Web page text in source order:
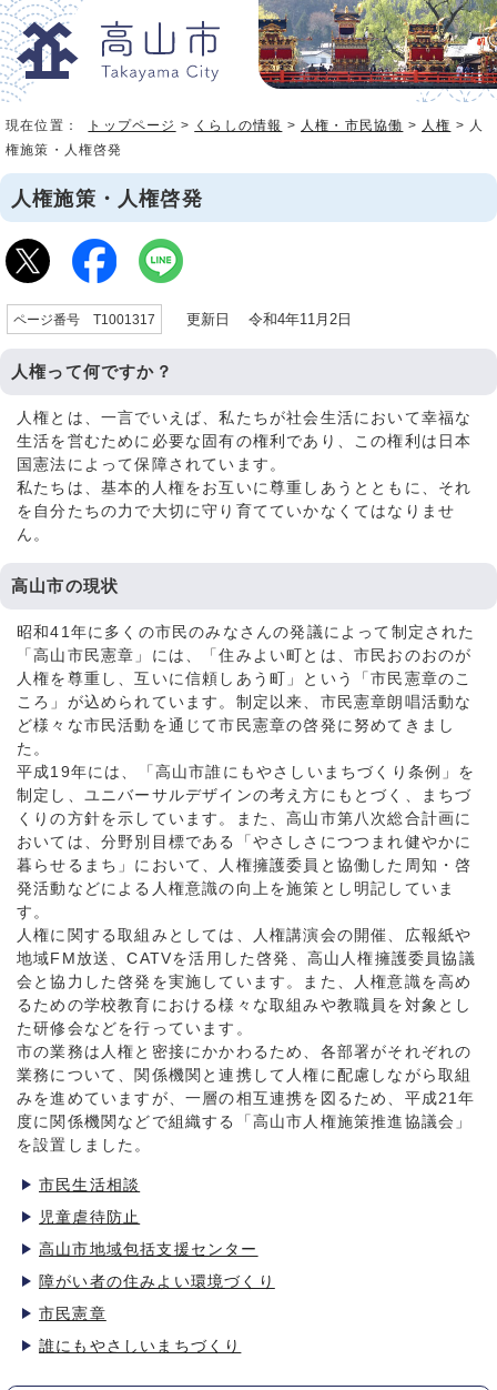
現在位置： トップページ > くらしの情報 > 人権・市民協働 > 人権 > 人
権施策・人権啓発
人権施策・人権啓発
ページ番号 T1001317 更新日 令和4年11月2日
人権って何ですか？
人権とは、一言でいえば、私たちが社会生活において幸福な
生活を営むために必要な固有の権利であり、この権利は日本
国憲法によって保障されています。
私たちは、基本的人権をお互いに尊重しあうとともに、それ
を自分たちの力で大切に守り育てていかなくてはなりませ
ん。
高山市の現状
昭和41年に多くの市民のみなさんの発議によって制定された
「高山市民憲章」には、「住みよい町とは、市民おのおのが
人権を尊重し、互いに信頼しあう町」という「市民憲章のこ
ころ」が込められています。制定以来、市民憲章朗唱活動な
ど様々な市民活動を通じて市民憲章の啓発に努めてきまし
た。
平成19年には、「高山市誰にもやさしいまちづくり条例」を
制定し、ユニバーサルデザインの考え方にもとづく、まちづ
くりの方針を示しています。また、高山市第八次総合計画に
おいては、分野別目標である「やさしさにつつまれ健やかに
暮らせるまち」において、人権擁護委員と協働した周知・啓
発活動などによる人権意識の向上を施策とし明記していま
す。
人権に関する取組みとしては、人権講演会の開催、広報紙や
地域FM放送、CATVを活用した啓発、高山人権擁護委員協議
会と協力した啓発を実施しています。また、人権意識を高め
るための学校教育における様々な取組みや教職員を対象とし
た研修会などを行っています。
市の業務は人権と密接にかかわるため、各部署がそれぞれの
業務について、関係機関と連携して人権に配慮しながら取組
みを進めていますが、一層の相互連携を図るため、平成21年
度に関係機関などで組織する「高山市人権施策推進協議会」
を設置しました。
市民生活相談
児童虐待防止
高山市地域包括支援センター
障がい者の住みよい環境づくり
市民憲章
誰にもやさしいまちづくり